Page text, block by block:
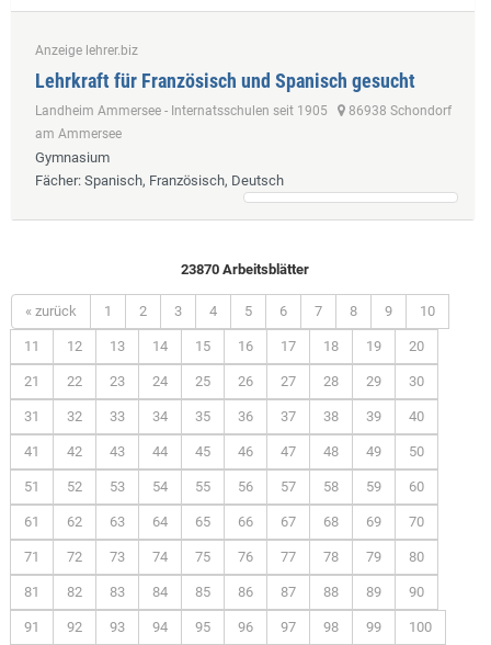
Anzeige lehrer.biz
Lehrkraft für Französisch und Spanisch gesucht
Landheim Ammersee - Internatsschulen seit 1905
86938 Schondorf
am Ammersee
Gymnasium
Fächer: Spanisch, Französisch, Deutsch
23870 Arbeitsblätter
« zurück 1 2 3 4 5 6 7 8 9 10
11 12 13 14 15 16 17 18 19 20
21 22 23 24 25 26 27 28 29 30
31 32 33 34 35 36 37 38 39 40
41 42 43 44 45 46 47 48 49 50
51 52 53 54 55 56 57 58 59 60
61 62 63 64 65 66 67 68 69 70
71 72 73 74 75 76 77 78 79 80
81 82 83 84 85 86 87 88 89 90
91 92 93 94 95 96 97 98 99 100